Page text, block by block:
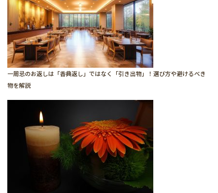
一周忌のお返しは「香典返し」ではなく「引き出物」！選び方や避けるべき
物を解説